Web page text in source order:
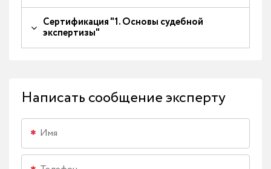
Сертификация "1. Основы судебной
экспертизы"
Написать сообщение эксперту